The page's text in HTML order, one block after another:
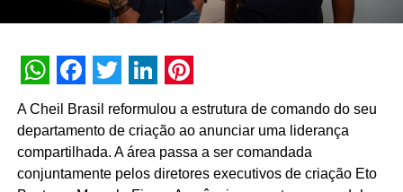
WhatsApp
Facebook
Twitter
LinkedIn
Pinterest
A Cheil Brasil reformulou a estrutura de comando do seu
departamento de criação ao anunciar uma liderança
compartilhada. A área passa a ser comandada
conjuntamente pelos diretores executivos de criação Eto